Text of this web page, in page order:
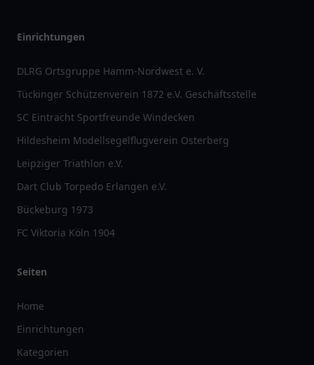
Einrichtungen
DLRG Ortsgruppe Hamm-Nordwest e. V.
Tückinger Schützenverein 1872 e.V. Geschäftsstelle
SC Eintracht Sportfreunde Windecken
Hildesheim Modellsegelflugverein Osterberg
Leipziger Triathlon e.V.
Dart Club Torpedo Erlangen e.V.
Bückeburg 1973
FC Viktoria Köln 1904
Seiten
Home
Einrichtungen
Kategorien